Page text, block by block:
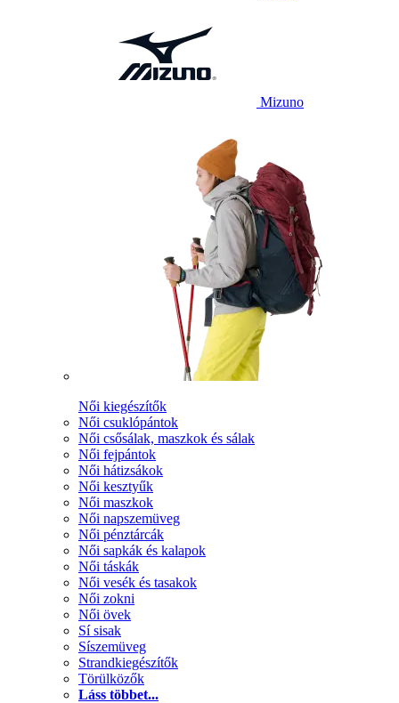
Mizuno
Női kiegészítők
Női csuklópántok
Női csősálak, maszkok és sálak
Női fejpántok
Női hátizsákok
Női kesztyűk
Női maszkok
Női napszemüveg
Női pénztárcák
Női sapkák és kalapok
Női táskák
Női vesék és tasakok
Női zokni
Női övek
Sí sisak
Síszemüveg
Strandkiegészítők
Törülközők
Láss többet...